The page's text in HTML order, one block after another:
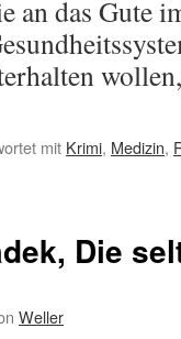
an das Gute
mit Krimi, Medizin,
Die
Weller